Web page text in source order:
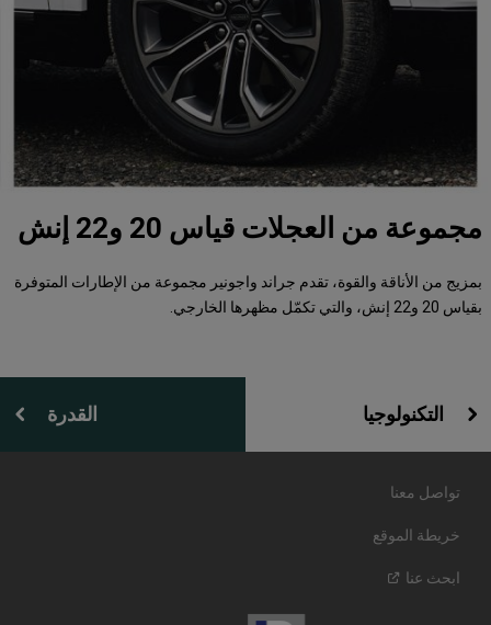
مجموعة من العجلات قياس 20 و22 إنش
بمزيج من الأناقة والقوة، تقدم جراند واجونير مجموعة من الإطارات المتوفرة
بقياس 20 و22 إنش، والتي تكمّل مظهرها الخارجي.
التكنولوجيا القدرة
تواصل معنا
خريطة الموقع
ابحث عنا